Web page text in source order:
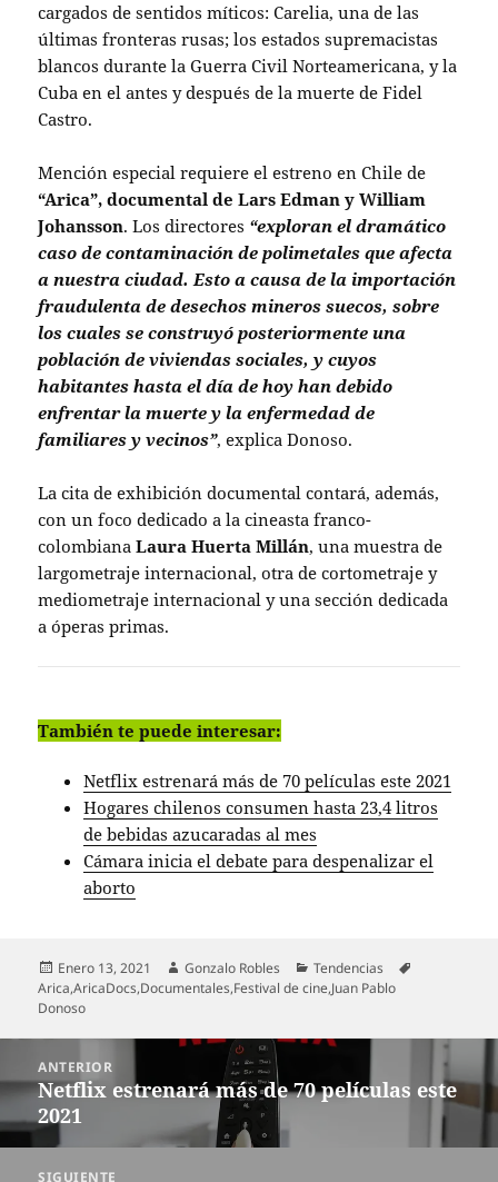
cargados de sentidos míticos: Carelia, una de las
últimas fronteras rusas; los estados supremacistas
blancos durante la Guerra Civil Norteamericana, y la
Cuba en el antes y después de la muerte de Fidel
Castro.
Mención especial requiere el estreno en Chile de
“Arica”, documental de Lars Edman y William
Johansson. Los directores “exploran el dramático
caso de contaminación de polimetales que afecta
a nuestra ciudad. Esto a causa de la importación
fraudulenta de desechos mineros suecos, sobre
los cuales se construyó posteriormente una
población de viviendas sociales, y cuyos
habitantes hasta el día de hoy han debido
enfrentar la muerte y la enfermedad de
familiares y vecinos”, explica Donoso.
La cita de exhibición documental contará, además,
con un foco dedicado a la cineasta franco-
colombianaLaura Huerta Millán, una muestra de
largometraje internacional, otra de cortometraje y
mediometraje internacional y una sección dedicada
a óperas primas.
También te puede interesar:
Netflix estrenará más de 70 películas este 2021
Hogares chilenos consumen hasta 23,4 litros
de bebidas azucaradas al mes
Cámara inicia el debate para despenalizar el
aborto
Publicado
el
Enero 13, 2021 Autor
Gonzalo Robles Categorías
Tendencias
Arica,AricaDocs,Documentales,Festival de cine,Juan Pablo
Donoso
de
entradas
ANTERIOR
Entrada
anterior:
Netflix estrenará más de 70 películas este
2021
SIGUIENTE